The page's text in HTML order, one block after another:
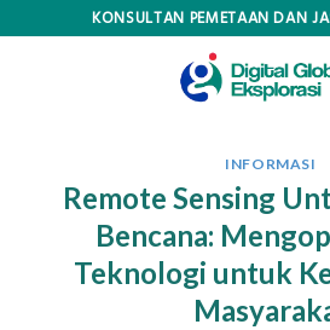
KONSULTAN PEMETAAN DAN
INFORMASI
Remote Sensing
Bencana:
Teknologi untuk